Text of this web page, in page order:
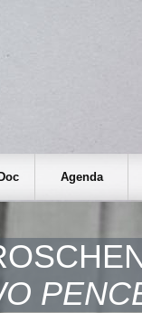
Agenda